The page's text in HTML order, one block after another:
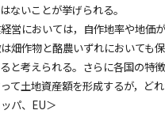
ないことが挙げられる。
営においては，自作地率や地価
畑作物と酪農いずれにおいても
と考えられる。さらに各国の特
て土地資産額を形成するが，ど
パ、EU＞